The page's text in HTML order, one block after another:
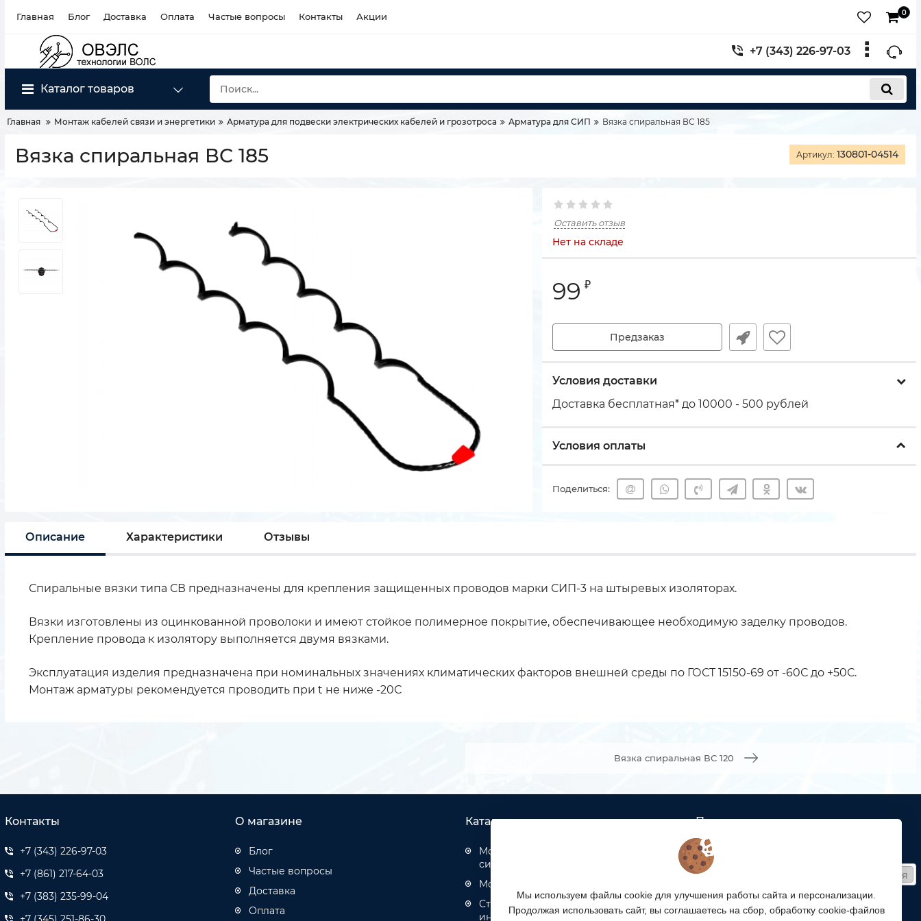
Главная Блог Доставка Оплата Частые вопросы Контакты Акции 0
+7 (343) 226-97-03
Каталог товаров
Главная Монтаж кабелей связи и энергетики Арматура для подвески электрических кабелей и грозотроса Арматура для СИП Вязка спиральная ВС 185
Вязка спиральная ВС 185 Артикул: 130801-04514
Оставить отзыв
Нет на складе
99 ₽
Предзаказ
Условия доставки
Доставка бесплатная* до 10000 - 500 рублей
Условия оплаты
Поделиться:
Описание Характеристики Отзывы
Спиральные вязки типа СВ предназначены для крепления защищенных проводов марки СИП-3 на штыревых изоляторах.
Вязки изготовлены из оцинкованной проволоки и имеют стойкое полимерное покрытие, обеспечивающее необходимую заделку проводов.
Крепление провода к изолятору выполняется двумя вязками.
Эксплуатация изделия предназначена при номинальных значениях климатических факторов внешней среды по ГОСТ 15150-69 от -60С до +50С.
Монтаж арматуры рекомендуется проводить при t не ниже -20С
Вязка спиральная ВС 120
Контакты
+7 (343) 226-97-03
+7 (861) 217-64-03
+7 (383) 235-99-04
О магазине
Блог
Частые вопросы
Доставка
Оплата
Каталог товаров
Монтаж структурированных кабельных
систем
Монтаж оптических кабелей связи
Строительство инженерной
инфраструктуры связи, энергетики,
Подписка
Получайте только полезные статьи!
Подписаться
Согласен на обработку персональных данных
Мы используем файлы cookie для улучшения работы сайта и персонализации.
Продолжая использовать сайт, вы соглашаетесь на сбор, обработку cookie-файлов